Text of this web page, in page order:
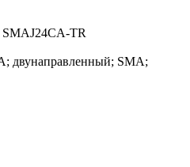
SMAJ24CA-TR
двунаправленный; SMA;